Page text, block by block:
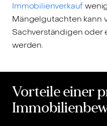
Immobilienverkauf
Mängelgutachten kann
Sachverständigen oder
werden.
Vorteile einer